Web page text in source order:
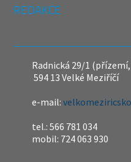
REDAKCE
Radnická 29/1 (přízemí,
594 13 Velké Meziříčí
e-mail:
tel.: 566 781 034
mobil: 724 063 930